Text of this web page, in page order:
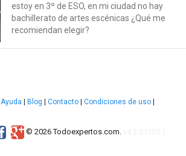
estoy en 3º de ESO, en mi ciudad no hay
bachillerato de artes escénicas ¿Qué me
recomiendan elegir?
Ayuda Blog Contacto Condiciones de uso
© 2026 Todoexpertos.com.